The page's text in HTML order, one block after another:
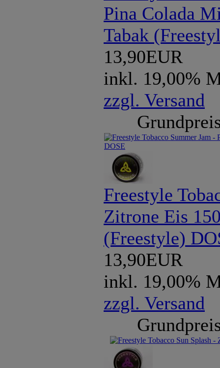
Pina Colada
Tabak
13,90EUR
inkl. 19,00%
zzgl. Versand
Freestyle
Zitrone Eis
(Freestyle)
13,90EUR
inkl. 19,00%
zzgl. Versand